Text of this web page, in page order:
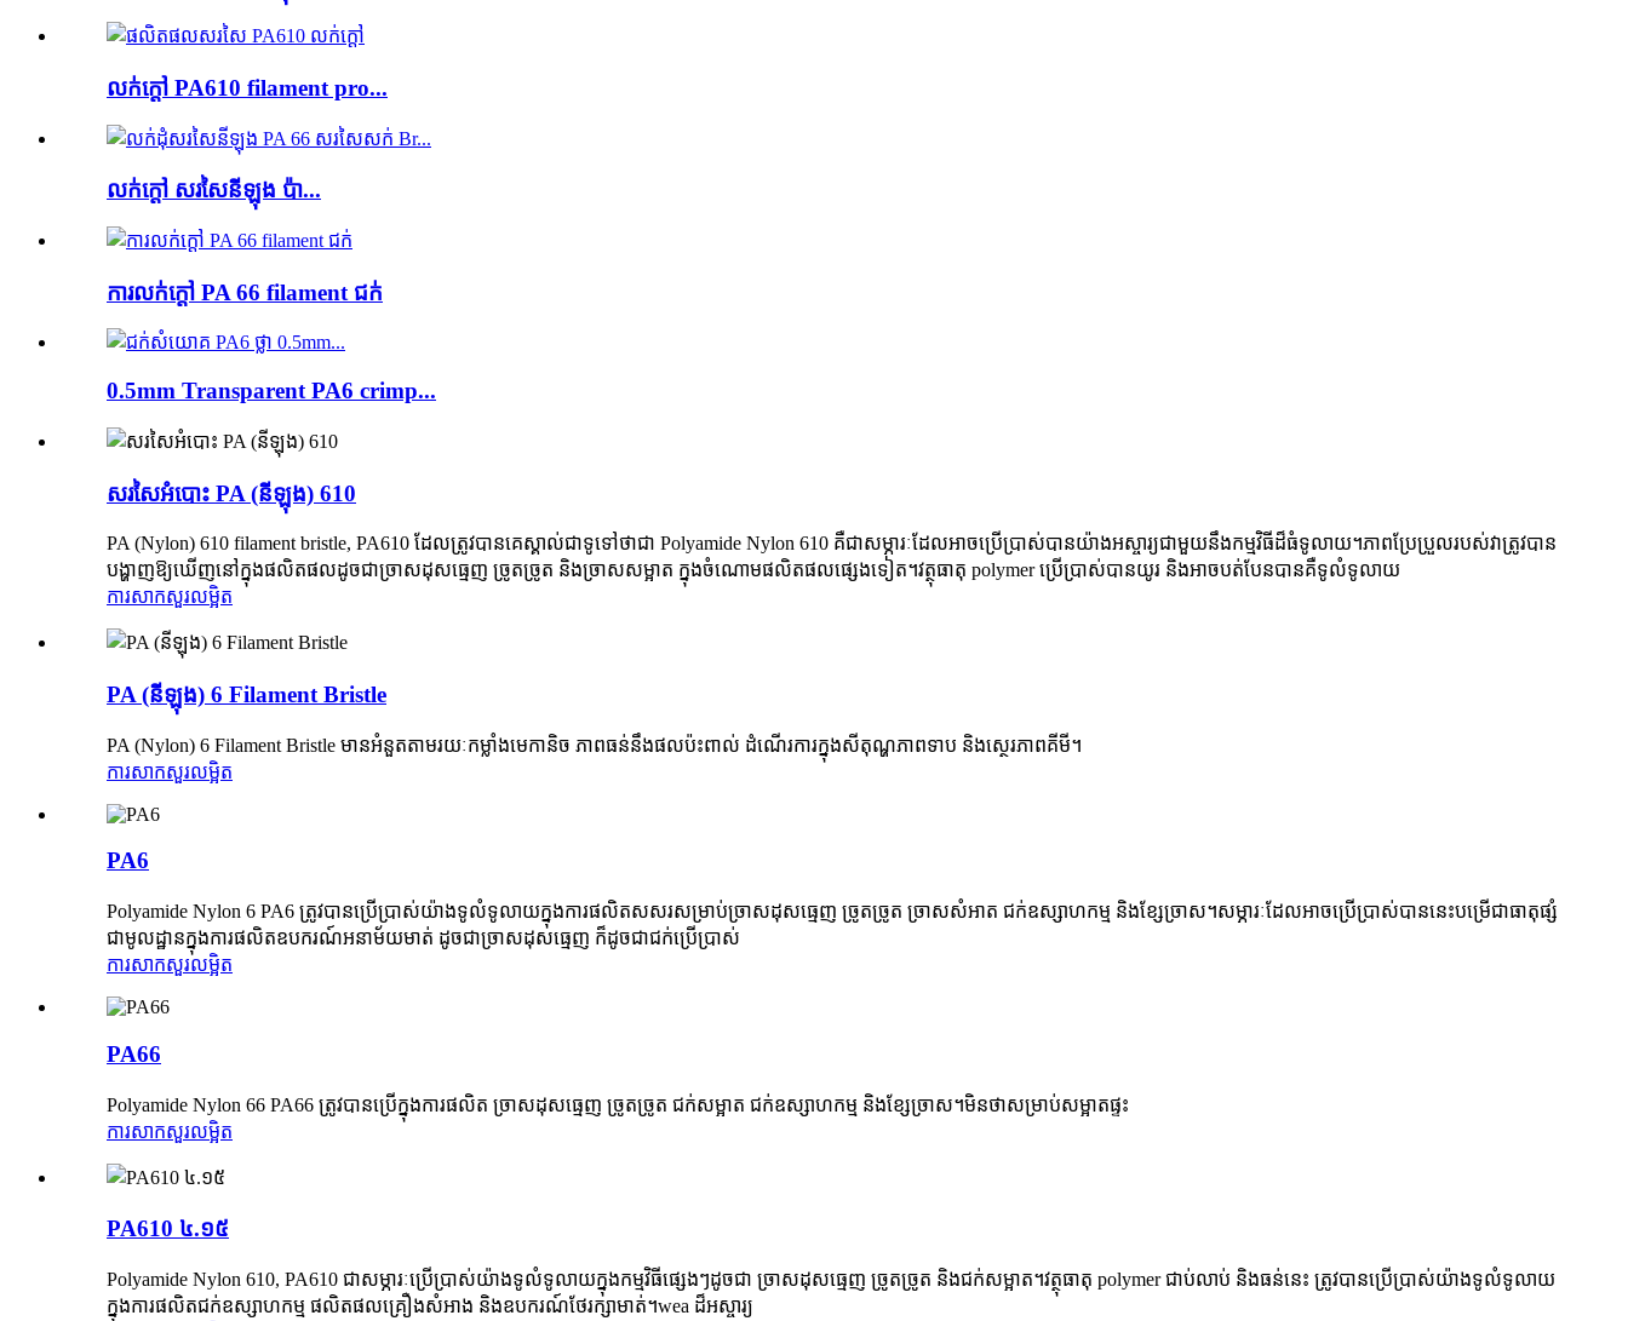
លក់ក្តៅ PA610 filament pro...
លក់ក្តៅ សរសៃនីឡុង ប៉ា...
ការលក់ក្តៅ PA 66 filament ជក់
0.5mm Transparent PA6 crimp...
សរសៃអំបោះ PA (នីឡុង) 610
PA (Nylon) 610 filament bristle, PA610 ដែលត្រូវបានគេស្គាល់ជាទូទៅថាជា Polyamide Nylon 610 គឺជាសម្ភារៈដែលអាចប្រើប្រាស់បានយ៉ាងអស្ចារ្យជាមួយនឹងកម្មវិធីដ៏ធំទូលាយ។ភាពប្រែប្រួលរបស់វាត្រូវបាន
បង្ហាញឱ្យឃើញនៅក្នុងផលិតផលដូចជាច្រាសដុសធ្មេញ ច្រូតច្រូត និងច្រាសសម្អាត ក្នុងចំណោមផលិតផលផ្សេងទៀត។វត្ថុធាតុ polymer ប្រើប្រាស់បានយូរ និងអាចបត់បែនបានគឺទូលំទូលាយ
ការសាកសួរលម្អិត
PA (នីឡុង) 6 Filament Bristle
PA (Nylon) 6 Filament Bristle មានអំនួតតាមរយៈកម្លាំងមេកានិច ភាពធន់នឹងផលប៉ះពាល់ ដំណើរការក្នុងសីតុណ្ហភាពទាប និងស្ថេរភាពគីមី។
ការសាកសួរលម្អិត
PA6
Polyamide Nylon 6 PA6 ត្រូវបានប្រើប្រាស់យ៉ាងទូលំទូលាយក្នុងការផលិតសសរសម្រាប់ច្រាសដុសធ្មេញ ច្រូតច្រូត ច្រាសសំអាត ជក់ឧស្សាហកម្ម និងខ្សែច្រាស។សម្ភារៈដែលអាចប្រើប្រាស់បាននេះបម្រើជាធាតុផ្សំ
ជាមូលដ្ឋានក្នុងការផលិតឧបករណ៍អនាម័យមាត់ ដូចជាច្រាសដុសធ្មេញ ក៏ដូចជាជក់ប្រើប្រាស់
ការសាកសួរលម្អិត
PA66
Polyamide Nylon 66 PA66 ត្រូវបានប្រើក្នុងការផលិត ច្រាសដុសធ្មេញ ច្រូតច្រូត ជក់សម្អាត ជក់ឧស្សាហកម្ម និងខ្សែច្រាស។មិនថាសម្រាប់សម្អាតផ្ទះ
ការសាកសួរលម្អិត
PA610 ៤.១៥
Polyamide Nylon 610, PA610 ជាសម្ភារៈប្រើប្រាស់យ៉ាងទូលំទូលាយក្នុងកម្មវិធីផ្សេងៗដូចជា ច្រាសដុសធ្មេញ ច្រូតច្រូត និងជក់សម្អាត។វត្ថុធាតុ polymer ជាប់លាប់ និងធន់នេះ ត្រូវបានប្រើប្រាស់យ៉ាងទូលំទូលាយ
ក្នុងការផលិតជក់ឧស្សាហកម្ម ផលិតផលគ្រឿងសំអាង និងឧបករណ៍ថែរក្សាមាត់។wea ដ៏អស្ចារ្យ